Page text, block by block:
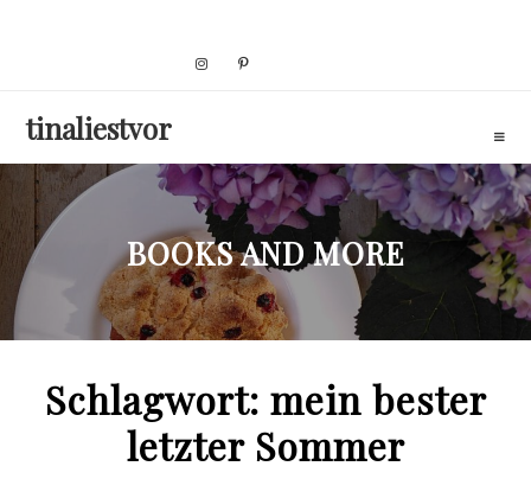
tinaliestvor
BOOKS AND MORE
Schlagwort: mein bester
letzter Sommer